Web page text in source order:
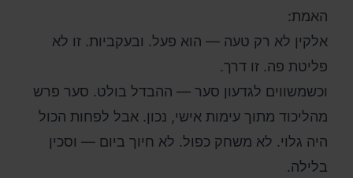
האמת:
אלקין לא רק טעה — הוא פעל. ובעקביות. זו לא
פליטת פה. זו דרך.
וכשמשווים לגדעון סער — ההבדל בולט. סער פרש
מהליכוד מתוך עימות אישי, נכון. אבל לפחות הכול
היה גלוי. לא משחק כפול. לא חיוך ביום — וסכין
בלילה.